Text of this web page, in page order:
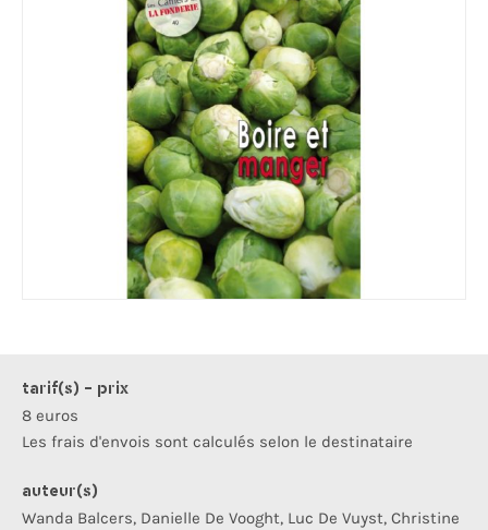
tarif(s) - prix
8 euros
Les frais d'envois sont calculés selon le destinataire
auteur(s)
Wanda Balcers, Danielle De Vooght, Luc De Vuyst, Christine